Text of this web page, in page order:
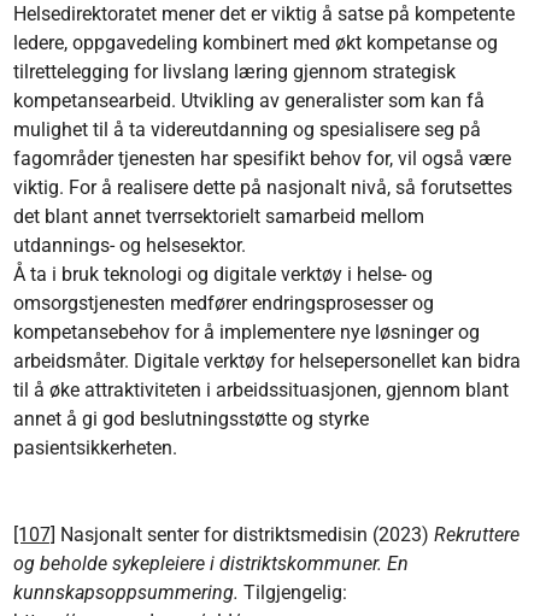
Helsedirektoratet mener det er viktig å satse på kompetente
ledere, oppgavedeling kombinert med økt kompetanse og
tilrettelegging for livslang læring gjennom strategisk
kompetansearbeid. Utvikling av generalister som kan få
mulighet til å ta videreutdanning og spesialisere seg på
fagområder tjenesten har spesifikt behov for, vil også være
viktig. For å realisere dette på nasjonalt nivå, så forutsettes
det blant annet tverrsektorielt samarbeid mellom
utdannings- og helsesektor.
Å ta i bruk teknologi og digitale verktøy i helse- og
omsorgstjenesten medfører endringsprosesser og
kompetansebehov for å implementere nye løsninger og
arbeidsmåter. Digitale verktøy for helsepersonellet kan bidra
til å øke attraktiviteten i arbeidssituasjonen, gjennom blant
annet å gi god beslutningsstøtte og styrke
pasientsikkerheten.
[107] Nasjonalt senter for distriktsmedisin (2023)Rekruttere
og beholde sykepleiere i distriktskommuner. En
kunnskapsoppsummering. Tilgjengelig: